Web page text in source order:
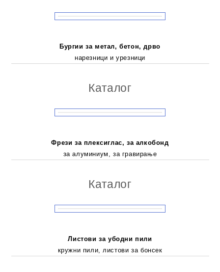
Бургии за метал, бетон, дрво
нарезници и урезници
Каталог
Фрези за плексиглас, за алкобонд
за алуминиум, за гравирање
Каталог
Листови за убодни пили
кружни пили, листови за бонсек